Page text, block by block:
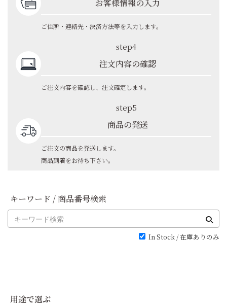
お客様情報の入力
ご住所・連絡先・決済方法等を入力します。
step4
注文内容の確認
ご注文内容を確認し、注文確定します。
step5
商品の発送
ご注文の商品を発送します。
商品到着をお待ち下さい。
キーワード / 商品番号検索
In Stock / 在庫ありのみ
用途で選ぶ